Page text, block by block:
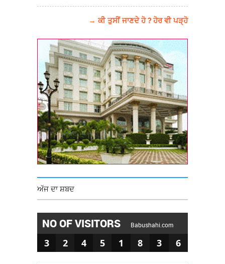
→ ਕੀ ਤੁਸੀਂ ਜਾਣਦੇ ਹੋ ? ਹੋਰ ਵੀ ਪੜ੍ਹੋ
ਅੱਜ ਦਾ ਸ਼ਬਦ
NO OF VISITORS Babushahi.com
3 2 4 5 1 8 3 6